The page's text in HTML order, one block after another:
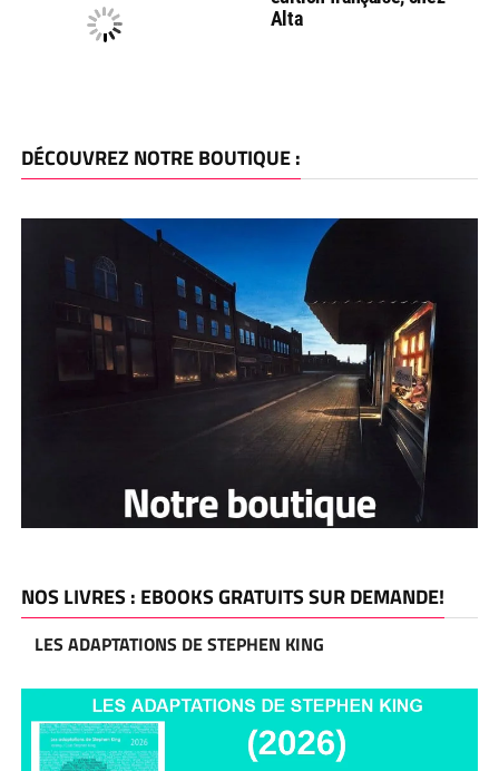
Alta
DÉCOUVREZ NOTRE BOUTIQUE :
NOS LIVRES : EBOOKS GRATUITS SUR DEMANDE!
LES ADAPTATIONS DE STEPHEN KING